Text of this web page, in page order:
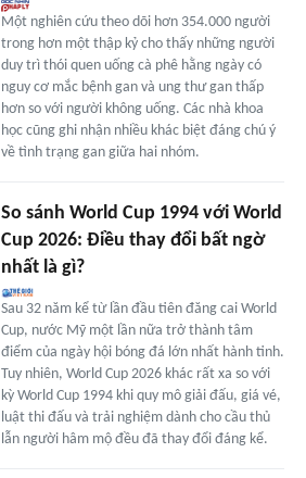
Một nghiên cứu theo dõi hơn 354.000 người
trong hơn một thập kỷ cho thấy những người
duy trì thói quen uống cà phê hằng ngày có
nguy cơ mắc bệnh gan và ung thư gan thấp
hơn so với người không uống. Các nhà khoa
học cũng ghi nhận nhiều khác biệt đáng chú ý
về tình trạng gan giữa hai nhóm.
So sánh World Cup 1994 với World
Cup 2026: Điều thay đổi bất ngờ
nhất là gì?
Sau 32 năm kể từ lần đầu tiên đăng cai World
Cup, nước Mỹ một lần nữa trở thành tâm
điểm của ngày hội bóng đá lớn nhất hành tinh.
Tuy nhiên, World Cup 2026 khác rất xa so với
kỳ World Cup 1994 khi quy mô giải đấu, giá vé,
luật thi đấu và trải nghiệm dành cho cầu thủ
lẫn người hâm mộ đều đã thay đổi đáng kể.